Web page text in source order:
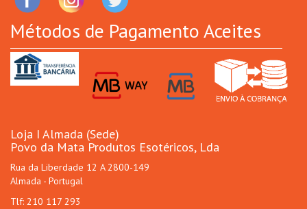
Métodos de Pagamento Aceites
Loja I Almada (Sede)
Povo da Mata Produtos Esotéricos, Lda
Rua da Liberdade 12 A 2800-149
Almada - Portugal
Tlf: 210 117 293